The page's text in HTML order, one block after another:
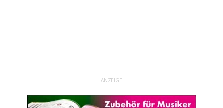
ANZEIGE